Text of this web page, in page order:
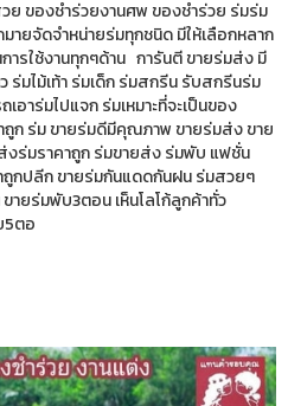
ของชำร่วยงานศพ ของชำร่วย ร่มร่ม
ายจัดจำหน่ายร่มทุกชนิด มีให้เลือกหลาก
รใช้งานทุกๆด้าน การันตี ขายร่มส่ง มี
มไม้เท้า ร่มเด็ก ร่มสกรีน รับสกรีนร่ม
าร่มไปแจก ร่มเหมาะที่จะเป็นของ
ก ร่ม ขายร่มดีมีคุณภาพ ขายร่มส่ง ขาย
งร่มราคาถูก ร่มขายส่ง ร่มพับ แฟชั่น
ถูกปลีก ขายร่มกันแดดกันฝน ร่มสวยๆ
ายร่มพับ3ตอน เห็นโลโก้ลูกค้าทั่ว
5ตอ